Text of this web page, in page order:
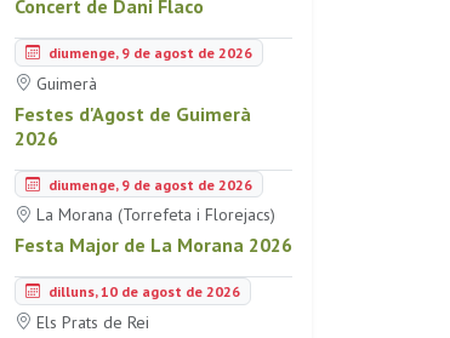
Concert de Dani Flaco
diumenge, 9 de agost de 2026
Guimerà
Festes d'Agost de Guimerà
2026
diumenge, 9 de agost de 2026
La Morana (Torrefeta i Florejacs)
Festa Major de La Morana 2026
dilluns, 10 de agost de 2026
Els Prats de Rei